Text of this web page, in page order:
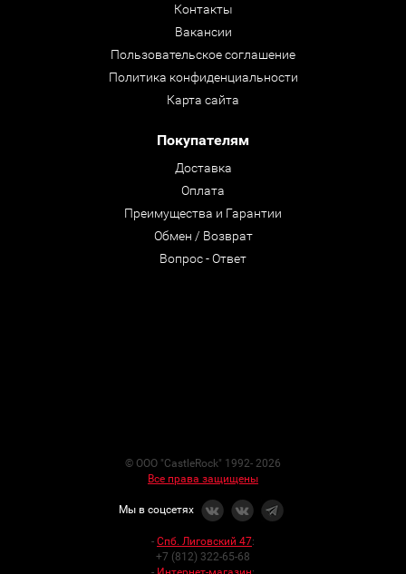
Контакты
Вакансии
Пользовательское соглашение
Политика конфиденциальности
Карта сайта
Покупателям
Доставка
Оплата
Преимущества и Гарантии
Обмен / Возврат
Вопрос - Ответ
© ООО "CastleRock" 1992- 2026
Все права защищены
Мы в соцсетях
- Спб. Лиговский 47:
+7 (812) 322-65-68